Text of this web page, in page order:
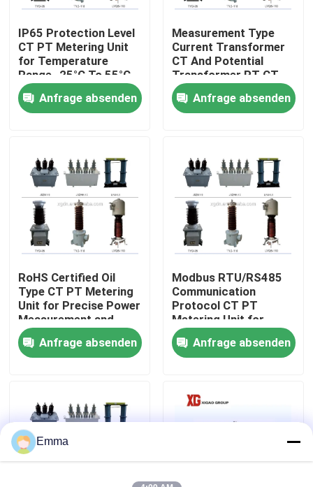
Haus
Über uns
Fabrik-Ausflug
Qualitätskontrolle
Treten Sie mit uns in Verbindung
Fordern Sie ein Zitat
Lasttrennschalter SF6
Netzverteilungs-Schaltanlage
IP65 Protection Level
CT PT Metering Unit
for Temperature
Range -25°C To 55°C
in Industrial
Applications
Anfrage absenden
Measurement Type
Current Transformer
CT And Potential
Transformer PT CT
PT Metering Unit with
Up To 12kV Insulation
Level
Anfrage absenden
RoHS Certified Oil
Type CT PT Metering
Unit for Precise Power
Measurement and
Monitoring
Anfrage absenden
Modbus RTU/RS485
Communication
Protocol CT PT
Metering Unit for
50Hz/60Hz Frequency
and 12/42/75kv Rated
Insulation Level
Anfrage absenden
Emma